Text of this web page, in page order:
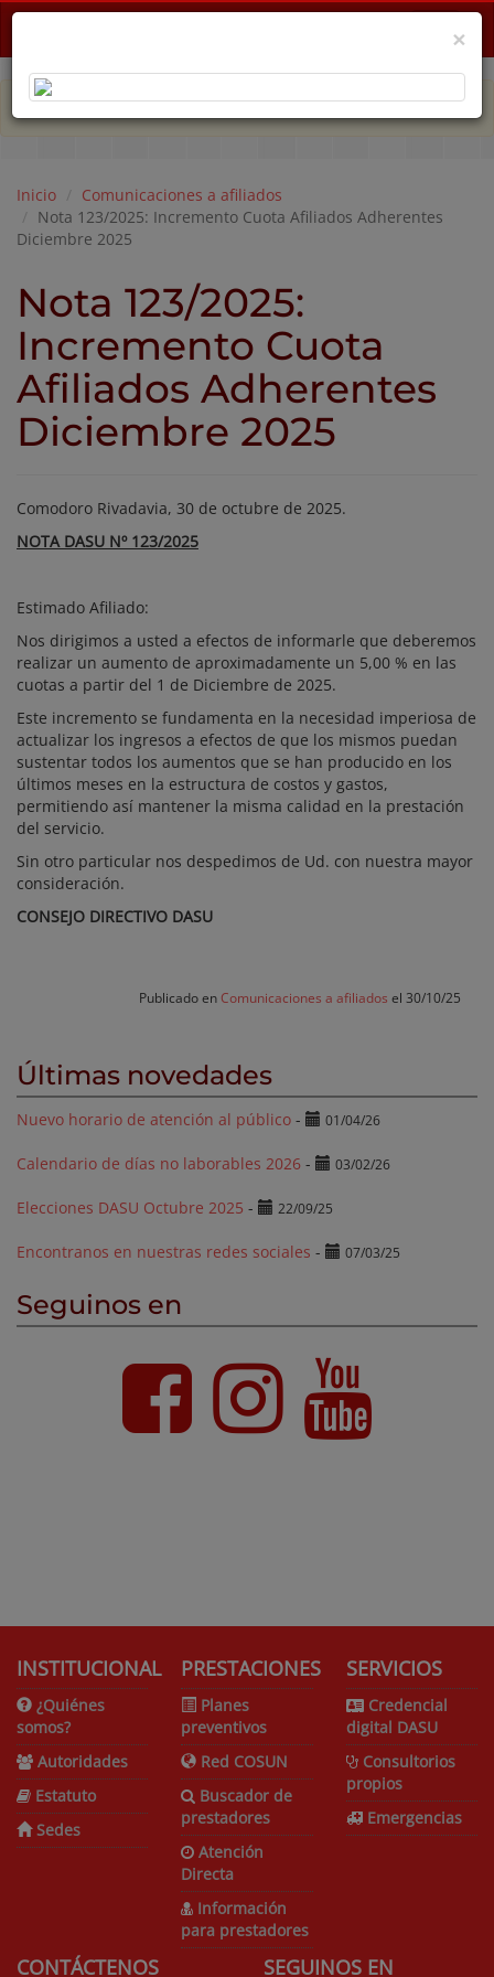
Menu
PLAN DE EMERGENCIA POR CRISIS ECONÓMICA
Inicio
Comunicaciones a afiliados
Nota 123/2025: Incremento Cuota Afiliados Adherentes
Diciembre 2025
Nota 123/2025:
Incremento Cuota
Afiliados Adherentes
Diciembre 2025
Comodoro Rivadavia, 30 de octubre de 2025.
NOTA DASU Nº 123/2025
Estimado Afiliado:
Nos dirigimos a usted a efectos de informarle que deberemos
realizar un aumento de aproximadamente un 5,00 % en las
cuotas a partir del 1 de Diciembre de 2025.
Este incremento se fundamenta en la necesidad imperiosa de
actualizar los ingresos a efectos de que los mismos puedan
sustentar todos los aumentos que se han producido en los
últimos meses en la estructura de costos y gastos,
permitiendo así mantener la misma calidad en la prestación
del servicio.
Sin otro particular nos despedimos de Ud. con nuestra mayor
consideración.
CONSEJO DIRECTIVO DASU
Publicado en Comunicaciones a afiliados el 30/10/25
Últimas novedades
Nuevo horario de atención al público - 01/04/26
Calendario de días no laborables 2026 - 03/02/26
Elecciones DASU Octubre 2025 - 22/09/25
Encontranos en nuestras redes sociales - 07/03/25
Seguinos en
INSTITUCIONAL
¿Quiénes
somos?
Autoridades
Estatuto
Sedes
PRESTACIONES
Planes
preventivos
Red COSUN
Buscador de
prestadores
Atención
Directa
Información
para prestadores
SERVICIOS
Credencial
digital DASU
Consultorios
propios
Emergencias
CONTÁCTENOS SEGUINOS EN
×